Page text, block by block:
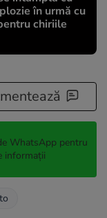
în urmă cu
chiriile
WhatsApp pentru
informații